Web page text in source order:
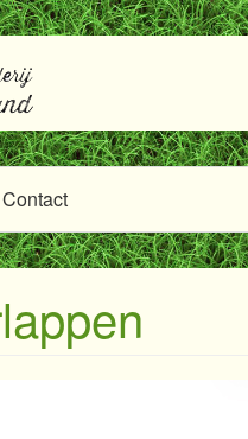
Contact